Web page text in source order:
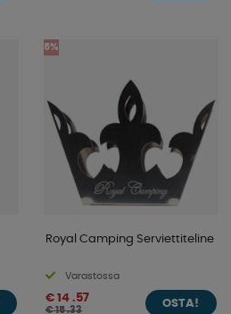
5%
Royal Camping Serviettiteline
Varastossa
€ 14 .57
€ 15 .33
OSTA!